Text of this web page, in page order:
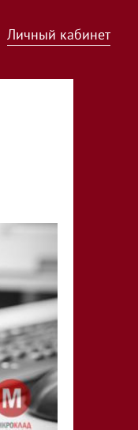
Личный кабинет